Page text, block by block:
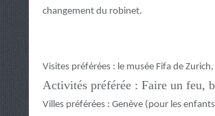
changement du robinet.
Visites préférées : le musée Fifa de
Activités préférée : Faire un feu,
Villes préférées : Genève (pour les